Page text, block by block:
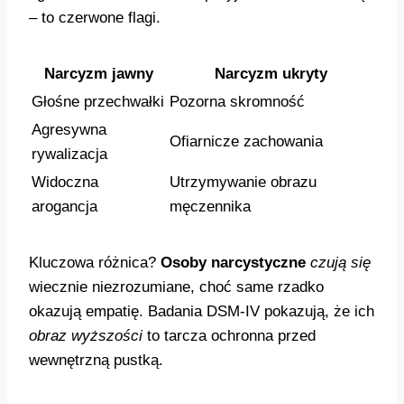
– to czerwone flagi.
Narcyzm jawny
Narcyzm ukryty
Głośne przechwałki Pozorna skromność
Agresywna
rywalizacja
Ofiarnicze zachowania
Widoczna
arogancja
Utrzymywanie obrazu
męczennika
Kluczowa różnica? Osoby narcystyczne czują się
wiecznie niezrozumiane, choć same rzadko
okazują empatię. Badania DSM-IV pokazują, że ich
obraz wyższości to tarcza ochronna przed
wewnętrzną pustką.